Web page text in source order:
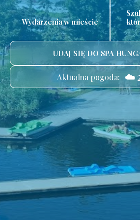
Wydarzenia w mieście
UDAJ SIĘ DO SPA
Aktualna pogoda: ☁️